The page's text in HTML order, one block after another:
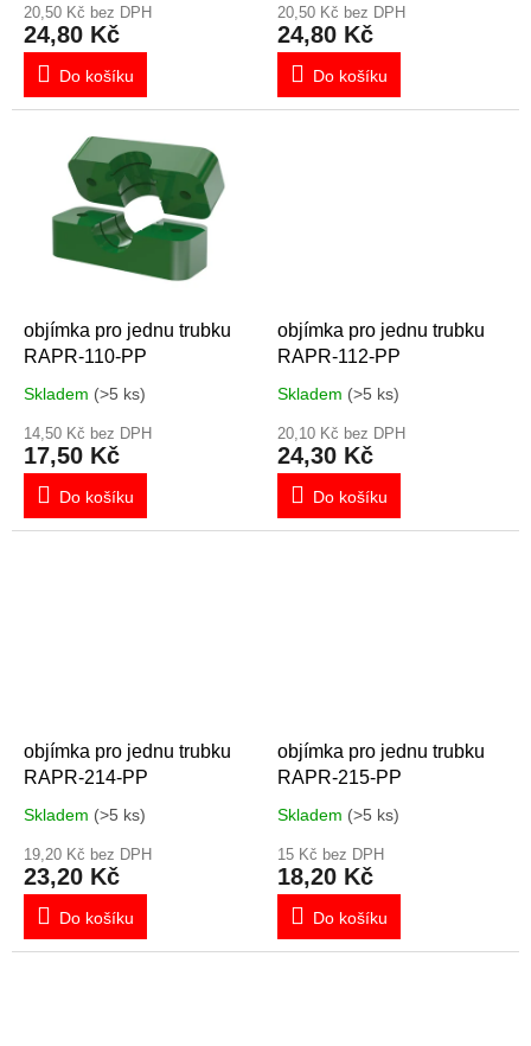
20,50 Kč bez DPH
24,80 Kč
Do košíku
20,50 Kč bez DPH
24,80 Kč
Do košíku
objímka pro jednu trubku
RAPR-110-PP
Skladem (>5 ks)
14,50 Kč bez DPH
17,50 Kč
Do košíku
objímka pro jednu trubku
RAPR-112-PP
Skladem (>5 ks)
20,10 Kč bez DPH
24,30 Kč
Do košíku
objímka pro jednu trubku
RAPR-214-PP
Skladem (>5 ks)
19,20 Kč bez DPH
23,20 Kč
Do košíku
objímka pro jednu trubku
RAPR-215-PP
Skladem (>5 ks)
15 Kč bez DPH
18,20 Kč
Do košíku